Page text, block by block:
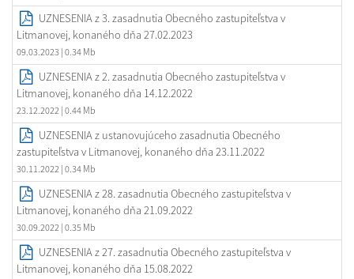
UZNESENIA z 3. zasadnutia Obecného zastupiteľstva v
Litmanovej, konaného dňa 27.02.2023
09.03.2023 | 0.34 Mb
UZNESENIA z 2. zasadnutia Obecného zastupiteľstva v
Litmanovej, konaného dňa 14.12.2022
23.12.2022 | 0.44 Mb
UZNESENIA z ustanovujúceho zasadnutia Obecného
zastupiteľstva v Litmanovej, konaného dňa 23.11.2022
30.11.2022 | 0.34 Mb
UZNESENIA z 28. zasadnutia Obecného zastupiteľstva v
Litmanovej, konaného dňa 21.09.2022
30.09.2022 | 0.35 Mb
UZNESENIA z 27. zasadnutia Obecného zastupiteľstva v
Litmanovej, konaného dňa 15.08.2022